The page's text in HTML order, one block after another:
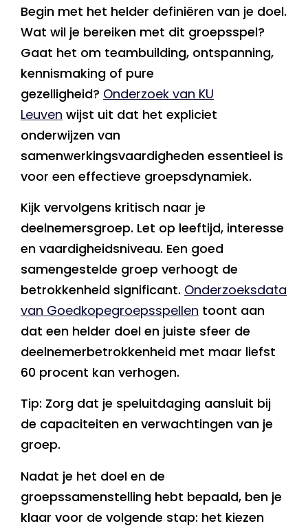
Begin met het helder definiëren van je doel.
Wat wil je bereiken met dit groepsspel?
Gaat het om teambuilding, ontspanning,
kennismaking of pure
gezelligheid? Onderzoek van KU
Leuven wijst uit dat het expliciet
onderwijzen van
samenwerkingsvaardigheden essentieel is
voor een effectieve groepsdynamiek.
Kijk vervolgens kritisch naar je
deelnemersgroep. Let op leeftijd, interesse
en vaardigheidsniveau. Een goed
samengestelde groep verhoogt de
betrokkenheid significant. Onderzoeksdata
van Goedkopegroepsspellen toont aan
dat een helder doel en juiste sfeer de
deelnemerbetrokkenheid met maar liefst
60 procent kan verhogen.
Tip: Zorg dat je speluitdaging aansluit bij
de capaciteiten en verwachtingen van je
groep.
Nadat je het doel en de
groepssamenstelling hebt bepaald, ben je
klaar voor de volgende stap: het kiezen